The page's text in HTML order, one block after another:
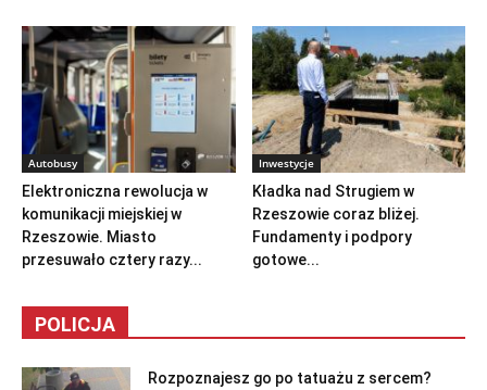
Autobusy
Elektroniczna rewolucja w
komunikacji miejskiej w
Rzeszowie. Miasto
przesuwało cztery razy...
Inwestycje
Kładka nad Strugiem w
Rzeszowie coraz bliżej.
Fundamenty i podpory
gotowe...
POLICJA
Rozpoznajesz go po tatuażu z sercem?